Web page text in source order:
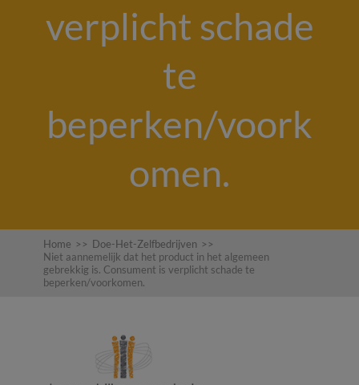
verplicht schade
te
beperken/voork
omen.
Home >> Doe-Het-Zelfbedrijven >>
Niet aannemelijk dat het product in het algemeen
gebrekkig is. Consument is verplicht schade te
beperken/voorkomen.